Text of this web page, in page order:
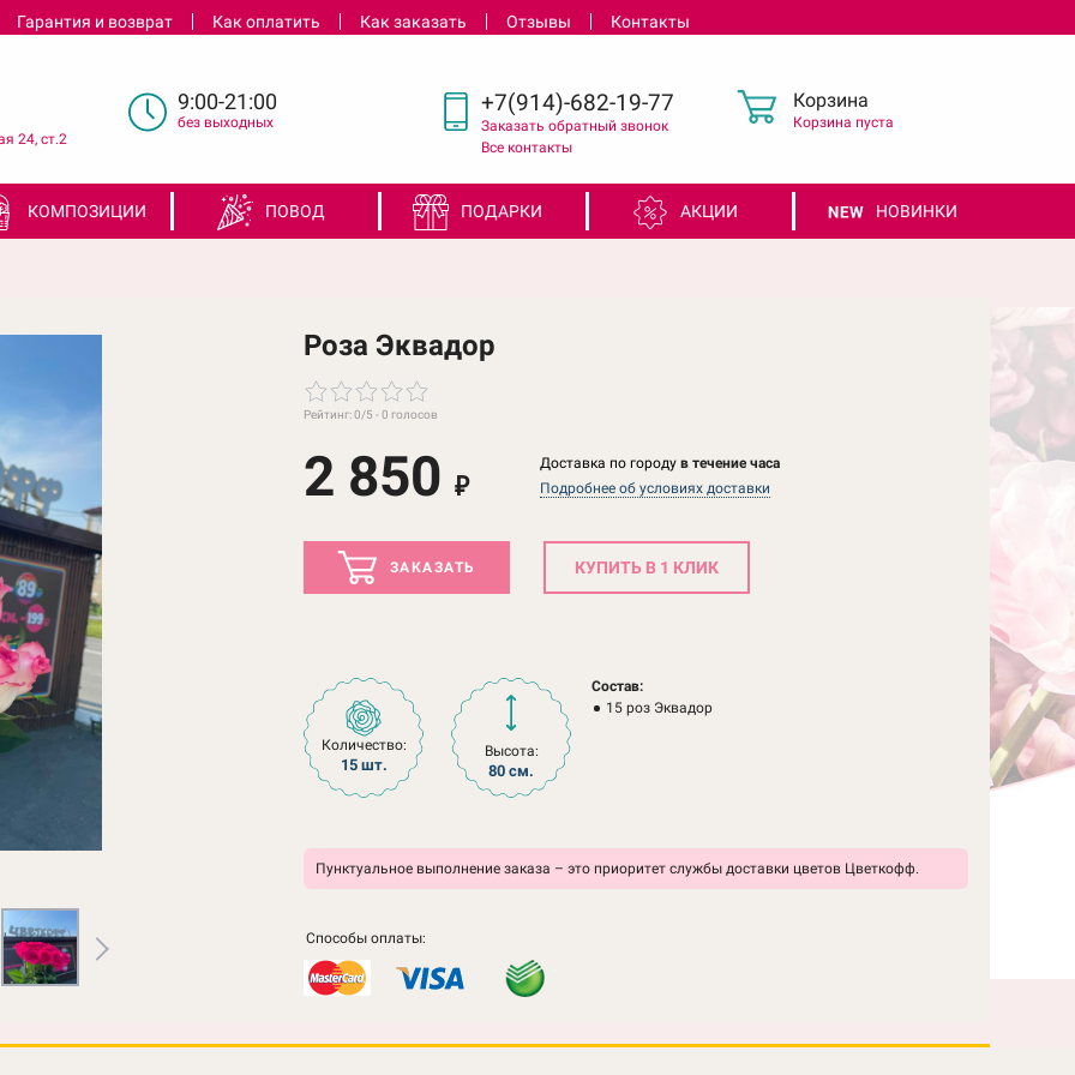
Гарантия и возврат Как оплатить Как заказать Отзывы Контакты
24, ст.2
9:00-21:00
без выходных
+7(914)-682-19-77
Заказать обратный звонок
Все контакты
Корзина
Корзина пуста
КОМПОЗИЦИИ ПОВОД ПОДАРКИ АКЦИИ НОВИНКИ
Роза Эквадор
Рейтинг:0/5 -0 голосов
2 850₽
Доставка по городув течение часа
Подробнее об условиях доставки
ЗАКАЗАТЬ КУПИТЬ В 1 КЛИК
Количество:
15 шт.
Высота:
80 см.
Состав:
15 роз Эквадор
Пунктуальное выполнение заказа – это приоритет службы доставки цветов Цветкофф.
Способы оплаты: